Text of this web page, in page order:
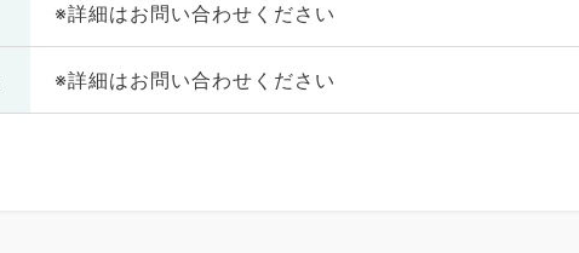
※詳細はお問い合わせください
※詳細はお問い合わせください